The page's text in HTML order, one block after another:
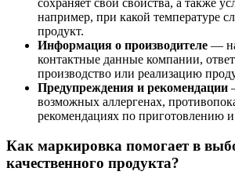
например, при какой температуре
продукт.
Информация о производителе —
контактные данные компании,
производство или реализацию
Предупреждения и рекомендации
возможных аллергенах,
рекомендациях по приготовлению
Как маркировка помогает в
качественного продукта?